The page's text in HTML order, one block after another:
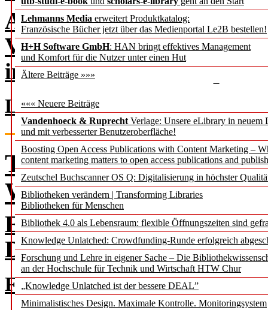
Lehmanns Media erweitert Produktkatalog:
Französische Bücher jetzt über das Medienportal Le2B bestellen!
H+H Software GmbH: HAN bringt effektives Management
und Komfort für die Nutzer unter einen Hut
Ältere Beiträge »»»
««« Neuere Beiträge
Vandenhoeck & Ruprecht Verlage: Unsere eLibrary in neuem
und mit verbesserter Benutzeroberfläche!
Boosting Open Access Publications with Content Marketing –
content marketing matters to open access publications and
Zeutschel Buchscanner OS Q: Digitalisierung in höchster
Bibliotheken verändern | Transforming Libraries
Bibliotheken für Menschen
Bibliothek 4.0 als Lebensraum: flexible Öffnungszeiten sind
Knowledge Unlatched: Crowdfunding-Runde erfolgreich
Forschung und Lehre in eigener Sache – Die
an der Hochschule für Technik und Wirtschaft HTW Chur
„Knowledge Unlatched ist der bessere DEAL”
Minimalistisches Design. Maximale Kontrolle. Monitoringsystem
Analyse zum Umgang
Verlagen
in der Schweiz mit Open
Lea Reinhold
TIP Award Gewinner
Was kann gute
Ein Kriterienkatalog im
Deutscher
Frauke Schade et al.